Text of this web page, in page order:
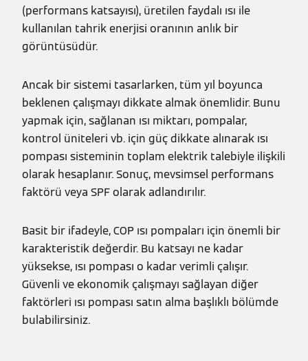
(performans katsayısı), üretilen faydalı ısı ile
kullanılan tahrik enerjisi oranının anlık bir
görüntüsüdür.
Ancak bir sistemi tasarlarken, tüm yıl boyunca
beklenen çalışmayı dikkate almak önemlidir. Bunu
yapmak için, sağlanan ısı miktarı, pompalar,
kontrol üniteleri vb. için güç dikkate alınarak ısı
pompası sisteminin toplam elektrik talebiyle ilişkili
olarak hesaplanır. Sonuç, mevsimsel performans
faktörü veya SPF olarak adlandırılır.
Basit bir ifadeyle, COP ısı pompaları için önemli bir
karakteristik değerdir. Bu katsayı ne kadar
yüksekse, ısı pompası o kadar verimli çalışır.
Güvenli ve ekonomik çalışmayı sağlayan diğer
faktörleri ısı pompası satın alma başlıklı bölümde
bulabilirsiniz.